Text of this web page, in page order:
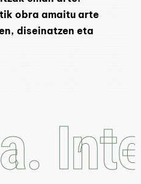
obra amaitu arte
diseinatzen eta